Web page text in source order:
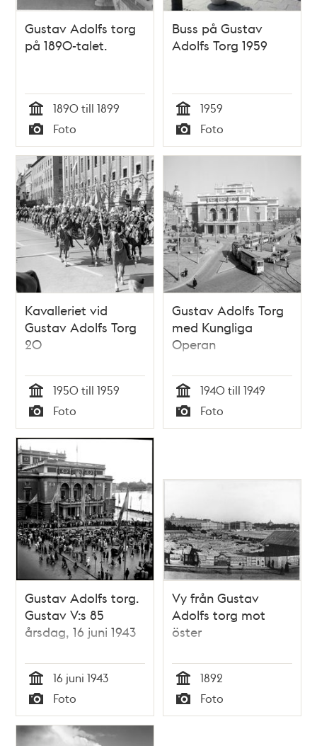
Gustav Adolfs torg
på 1890-talet.
Tid
1890 till 1899
Typ
Foto
Buss på Gustav
Adolfs Torg 1959
Tid
1959
Typ
Foto
Kavalleriet vid
Gustav Adolfs Torg
20
Tid
1950 till 1959
Typ
Foto
Gustav Adolfs Torg
med Kungliga
Operan
Tid
1940 till 1949
Typ
Foto
Gustav Adolfs torg.
Gustav V:s 85
årsdag, 16 juni 1943
Tid
16 juni 1943
Typ
Foto
Vy från Gustav
Adolfs torg mot
öster
Tid
1892
Typ
Foto